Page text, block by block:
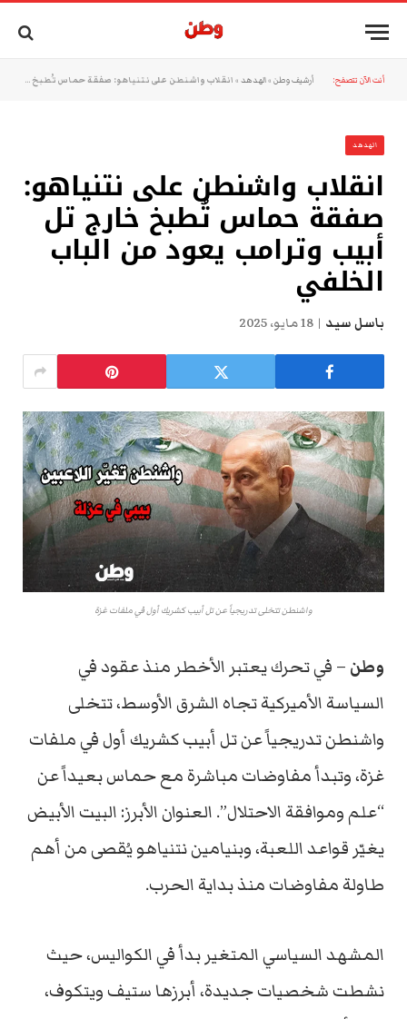
أنت الآن تتصفح: أرشيف وطن »الهدهد » انقلاب واشنطن على نتنياهو: صفقة حماس تُطبخ خارج تل أبيب وترامب يعود من الباب الخلفي
الهدهد
انقلاب واشنطن على نتنياهو:
صفقة حماس تُطبخ خارج تل
أبيب وترامب يعود من الباب
الخلفي
باسل سيد 18 مايو، 2025
واشنطن تتخلى تدريجياً عن تل أبيب كشريك أول في ملفات غزة
وطن – فيتحركيعتبر الأخطر منذعقودفي
السياسةالأميركيةتجاهالشرقالأوسط،تتخلى
واشنطنتدريجياًعنتلأبيبكشريك أولفيملفات
غزة،وتبدأمفاوضاتمباشرةمعحماسبعيداًعن
“علموموافقةالاحتلال”. العنوانالأبرز: البيتالأبيض
يغيّر قواعداللعبة،وبنياميننتنياهويُقصىمنأهم
طاولةمفاوضاتمنذبدايةالحرب.
المشهدالسياسيالمتغير بدأفيالكواليس،حيث
نشطتشخصياتجديدة،أبرزها ستيفويتكوف،